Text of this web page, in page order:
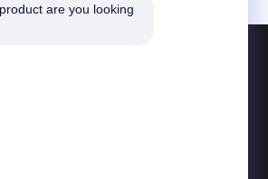
are you looking